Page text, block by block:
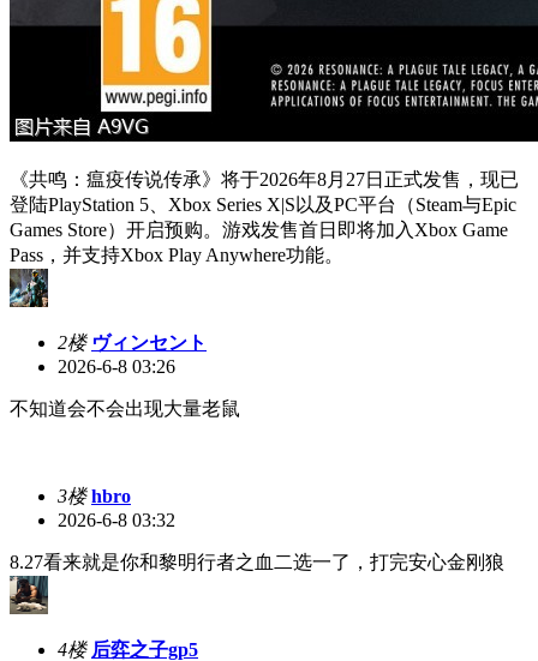
《共鸣：瘟疫传说传承》将于2026年8月27日正式发售，现已
登陆PlayStation 5、Xbox Series X|S以及PC平台（Steam与Epic
Games Store）开启预购。游戏发售首日即将加入Xbox Game
Pass，并支持Xbox Play Anywhere功能。
2楼 ヴィンセント
2026-6-8 03:26
不知道会不会出现大量老鼠
3楼 hbro
2026-6-8 03:32
8.27看来就是你和黎明行者之血二选一了，打完安心金刚狼
4楼 后弈之子gp5